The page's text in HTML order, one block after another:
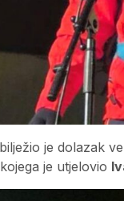
je dolazak
je utjelovio